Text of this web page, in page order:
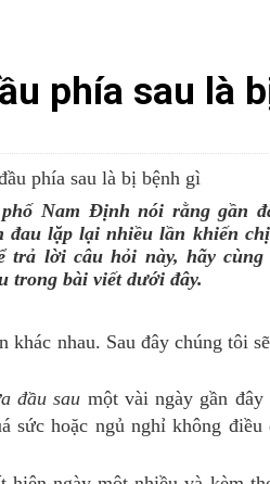
phía sau là
Nam Định nói rằng gần
đau lặp lại nhiều lần khiến
lời câu hỏi này, hãy
trong bài viết dưới đây.
khác nhau. Sau đây chúng tôi
đầu sau một vài ngày gần
sức hoặc ngủ nghỉ không điều